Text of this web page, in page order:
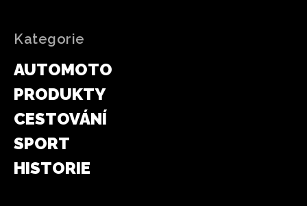
Kategorie
AUTOMOTO
PRODUKTY
CESTOVÁNÍ
SPORT
HISTORIE